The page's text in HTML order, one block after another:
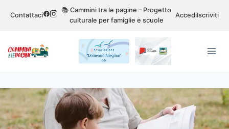
Contattaci
📚 Cammini tra le pagine – Progetto
culturale per famiglie e scuole
AccediIscriviti